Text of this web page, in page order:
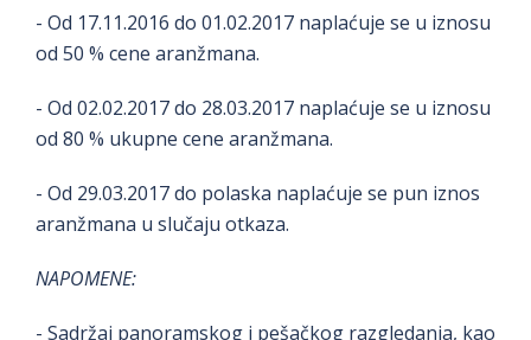
- Od 17.11.2016 do 01.02.2017 naplaćuje se u iznosu
od 50 % cene aranžmana.
- Od 02.02.2017 do 28.03.2017 naplaćuje se u iznosu
od 80 % ukupne cene aranžmana.
- Od 29.03.2017 do polaska naplaćuje se pun iznos
aranžmana u slučaju otkaza.
NAPOMENE:
- Sadržaj panoramskog i pešačkog razgledanja, kao